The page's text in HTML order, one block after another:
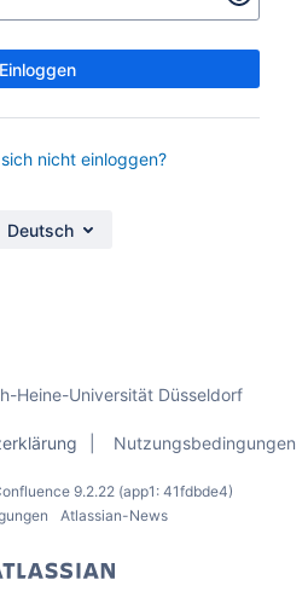
Einloggen
nicht einloggen?
Deutsch
Heine-Universität Düsseldorf
Nutzungsbedingungen
9.2.22 (app1: 41fdbde4)
Atlassian-News